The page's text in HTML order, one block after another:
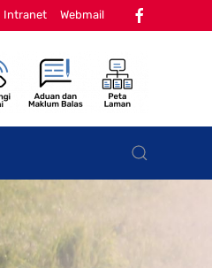
Intranet Webmail